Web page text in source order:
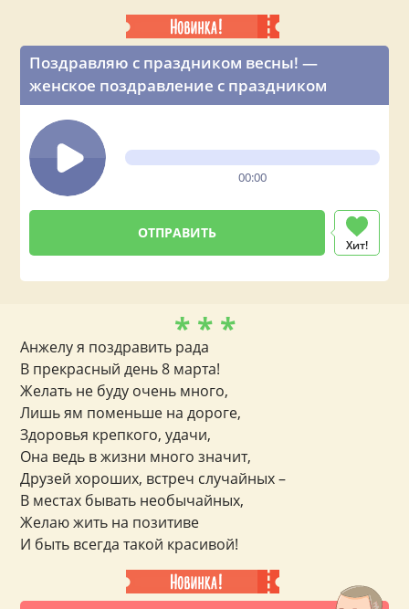
Поздравляю с праздником весны! —
женское поздравление с праздником
00:00
Хит!
* * *
Анжелу я поздравить рада
В прекрасный день 8 марта!
Желать не буду очень много,
Лишь ям поменьше на дороге,
Здоровья крепкого, удачи,
Она ведь в жизни много значит,
Друзей хороших, встреч случайных –
В местах бывать необычайных,
Желаю жить на позитиве
И быть всегда такой красивой!